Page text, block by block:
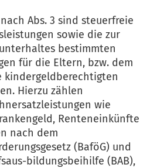
Abs. 3 sind steuerfreie
sowie die zur
bestimmten
für die Eltern, bzw. dem
Hierzu zählen
wie
Renteneinkünfte
nach dem
(BaföG) und
bildungsbeihilfe (BAB),